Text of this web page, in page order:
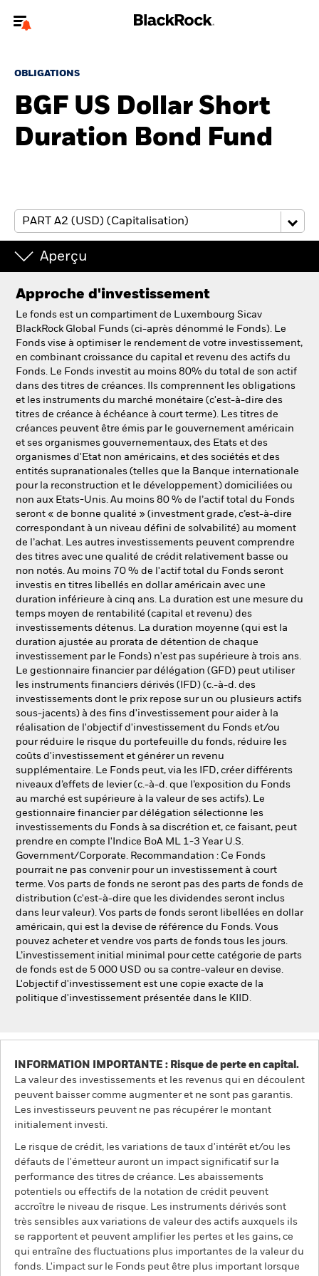
Pour accéder directement à un autre site BlackRock, veuillez mettre à
A propos de BlackRock
Investisseurs particuliers
Change location
FR
BlackRock
iShares
Notre société
OBLIGATIONS
BGF US Dollar Short
Duration Bond Fund
Aperçu
Approche d'investissement
Le fonds est un compartiment de Luxembourg Sicav
BlackRock Global Funds (ci-après dénommé le Fonds). Le
Fonds vise à optimiser le rendement de votre investissement,
en combinant croissance du capital et revenu des actifs du
Fonds. Le Fonds investit au moins 80% du total de son actif
dans des titres de créances. Ils comprennent les obligations
et les instruments du marché monétaire (c'est-à-dire des
titres de créance à échéance à court terme). Les titres de
créances peuvent être émis par le gouvernement américain
et ses organismes gouvernementaux, des Etats et des
organismes d'Etat non américains, et des sociétés et des
entités supranationales (telles que la Banque internationale
pour la reconstruction et le développement) domiciliées ou
non aux Etats-Unis. Au moins 80 % de l’actif total du Fonds
seront « de bonne qualité » (investment grade, c’est-à-dire
correspondant à un niveau défini de solvabilité) au moment
de l’achat. Les autres investissements peuvent comprendre
des titres avec une qualité de crédit relativement basse ou
non notés. Au moins 70 % de l'actif total du Fonds seront
investis en titres libellés en dollar américain avec une
duration inférieure à cinq ans. La duration est une mesure du
temps moyen de rentabilité (capital et revenu) des
investissements détenus. La duration moyenne (qui est la
duration ajustée au prorata de détention de chaque
investissement par le Fonds) n'est pas supérieure à trois ans.
Le gestionnaire financier par délégation (GFD) peut utiliser
les instruments financiers dérivés (IFD) (c.-à-d. des
investissements dont le prix repose sur un ou plusieurs actifs
sous-jacents) à des fins d'investissement pour aider à la
réalisation de l'objectif d'investissement du Fonds et/ou
pour réduire le risque du portefeuille du fonds, réduire les
coûts d'investissement et générer un revenu
supplémentaire. Le Fonds peut, via les IFD, créer différents
niveaux d’effets de levier (c.-à-d. que l’exposition du Fonds
au marché est supérieure à la valeur de ses actifs). Le
gestionnaire financier par délégation sélectionne les
investissements du Fonds à sa discrétion et, ce faisant, peut
prendre en compte l'Indice BoA ML 1-3 Year U.S.
Government/Corporate. Recommandation : Ce Fonds
pourrait ne pas convenir pour un investissement à court
terme. Vos parts de fonds ne seront pas des parts de fonds de
distribution (c'est-à-dire que les dividendes seront inclus
dans leur valeur). Vos parts de fonds seront libellées en dollar
américain, qui est la devise de référence du Fonds. Vous
pouvez acheter et vendre vos parts de fonds tous les jours.
L’investissement initial minimal pour cette catégorie de parts
de fonds est de 5 000 USD ou sa contre-valeur en devise.
L'objectif d'investissement est une copie exacte de la
politique d'investissement présentée dans le KIID.
INFORMATION IMPORTANTE : Risque de perte en capital.
La valeur des investissements et les revenus qui en découlent
peuvent baisser comme augmenter et ne sont pas garantis.
Les investisseurs peuvent ne pas récupérer le montant
initialement investi.
Le risque de crédit, les variations de taux d'intérêt et/ou les
défauts de l'émetteur auront un impact significatif sur la
performance des titres de créance. Les abaissements
potentiels ou effectifs de la notation de crédit peuvent
accroître le niveau de risque. Les instruments dérivés sont
très sensibles aux variations de valeur des actifs auxquels ils
se rapportent et peuvent amplifier les pertes et les gains, ce
qui entraîne des fluctuations plus importantes de la valeur du
fonds. L'impact sur le Fonds peut être plus important lorsque